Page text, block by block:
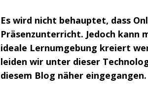
Es wird nicht behauptet, dass
Präsenzunterricht. Jedoch kann
ideale Lernumgebung kreiert
leiden wir unter dieser
diesem Blog näher eingegangen.